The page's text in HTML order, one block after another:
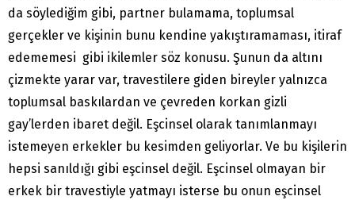
da söylediğim gibi, partner bulamama, toplumsal
gerçekler ve kişinin bunu kendine yakıştıramaması, itiraf
edememesi gibi ikilemler söz konusu. Şunun da altını
çizmekte yarar var, travestilere giden bireyler yalnızca
toplumsal baskılardan ve çevreden korkan gizli
gay’lerden ibaret değil. Eşcinsel olarak tanımlanmayı
istemeyen erkekler bu kesimden geliyorlar. Ve bu kişilerin
hepsi sanıldığı gibi eşcinsel değil. Eşcinsel olmayan bir
erkek bir travestiyle yatmayı isterse bu onun eşcinsel